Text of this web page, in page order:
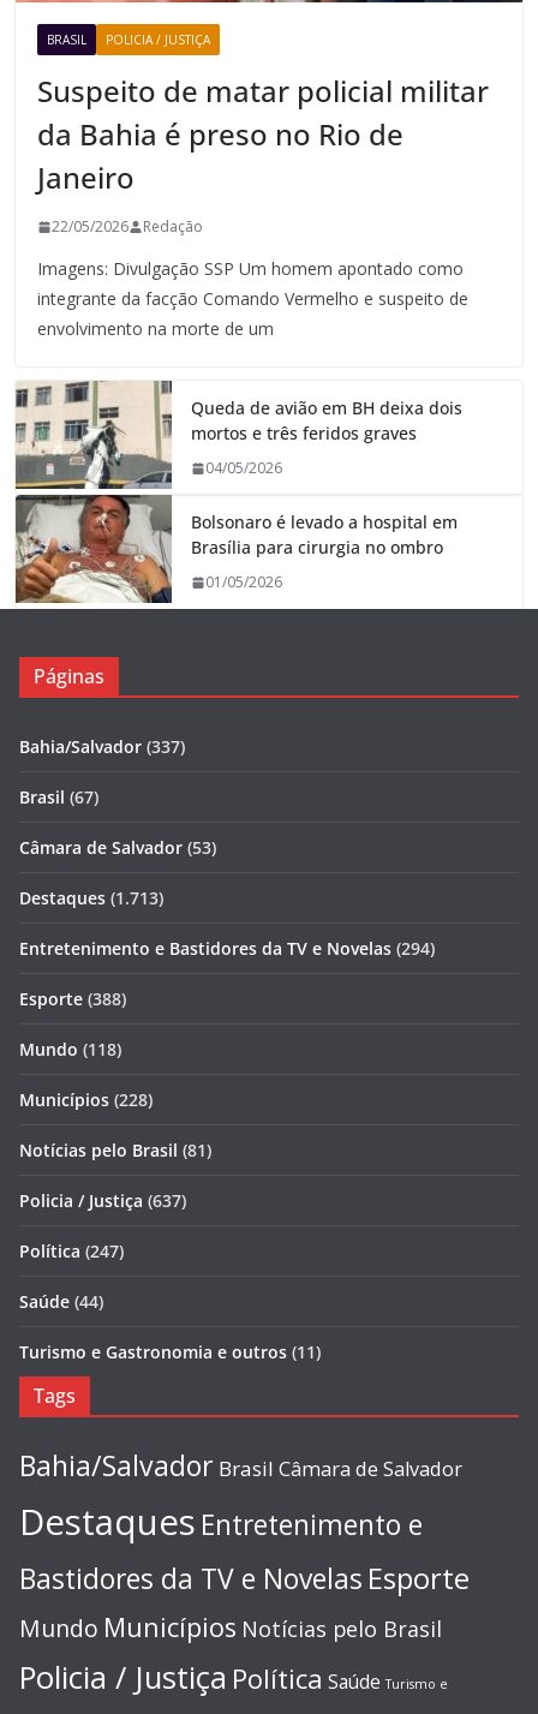
BRASIL POLICIA / JUSTIÇA
Suspeito de matar policial militar
da Bahia é preso no Rio de
Janeiro
22/05/2026 Redação
Imagens: Divulgação SSP Um homem apontado como
integrante da facção Comando Vermelho e suspeito de
envolvimento na morte de um
Queda de avião em BH deixa dois
mortos e três feridos graves
04/05/2026
Bolsonaro é levado a hospital em
Brasília para cirurgia no ombro
01/05/2026
Páginas
Bahia/Salvador (337)
Brasil (67)
Câmara de Salvador (53)
Destaques (1.713)
Entretenimento e Bastidores da TV e Novelas (294)
Esporte (388)
Mundo (118)
Municípios (228)
Notícias pelo Brasil (81)
Policia / Justiça (637)
Política (247)
Saúde (44)
Turismo e Gastronomia e outros (11)
Tags
Bahia/Salvador Brasil Câmara de Salvador
Destaques Entretenimento e
Bastidores da TV e Novelas Esporte
Mundo Municípios Notícias pelo Brasil
Policia / Justiça Política Saúde Turismo e